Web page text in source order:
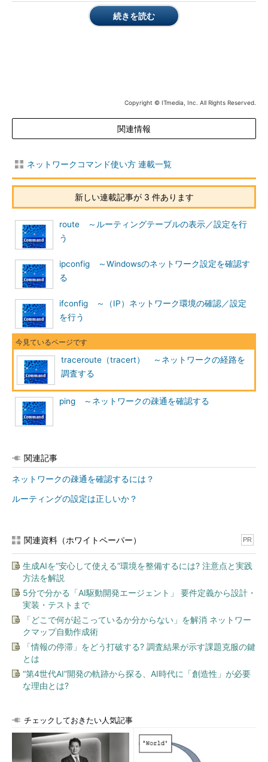
IPv6の使用を強制する
インタフェース] [-M 初期TTL値] [-m最
待機時間] [-z
ト（ホスト名またはIPアドレス）[パケットサイズ]
-d
モードで動作する
-D
パケットの内容を表示する
-e
ファイアウォール回避モード。通常は試行の度にインクリメントされ
る送信先ポート番号を固定してファイアウォールを回避しやすくする
-F
IPパケットの分割（フラグメント）を禁止する
UDPの代わりにICMP Echo Requestを用いる。これは-Pオプションの
シノニムでもある
ルーティングテーブルを無視して直接パケットを指定したホストに転
送するように指示する。すなわち、同一の物理ネットワーク上に目的
のホストがない場合はエラーになる
-S
ホップごとに返答率を表示する
詳細モード
-x
ICMPのCheckSumの評価を行う
-A
BGPのAS番号を表示するとともに、指定されたASサーバを使用する
使用するTTLの初期値を指定する
-i
指定されたインタフェース（バインドされたIPアドレス）を用いて実
-m
使用するTTLの最大値を指定する。つまりこの最大値のホップ数のゲー
使用するIPプロトコルを指定する。UDP、TCP、GRE、ICMPが指定で
きる
-p
使用するUDP/TCPパケットのポート番号を指定する（UDP/TCPパケ
ットを使用する場合）
-q
1つのゲートウェイに対する試行回数を指定する。デフォルトは3
指定されたIPアドレスからの実行とする（Source Addressを指定す
る）
パケットのTOS（Type Of Service）を指定された値に設定する
-w
タイムアウト時間を指定する。単位は秒
IPv6用
スト ] [-m 最大ホップ数 ] [-pポート番号
[パケットサイズ]
続きを読む
Copyright © ITmedia, Inc. All Rights Reserved.
関連情報
ネットワークコマンド使い方 連載一覧
新しい連載記事が 3 件あります
route ～ルーティングテーブルの表示／設定を行
う
ipconfig ～Windowsのネットワーク設定を確認す
る
ifconfig ～（IP）ネットワーク環境の確認／設定
を行う
traceroute（tracert） ～ネットワークの経路を
調査する
ping ～ネットワークの疎通を確認する
関連記事
ネットワークの疎通を確認するには？
ルーティングの設定は正しいか？
関連資料（ホワイトペーパー） PR
生成AIを“安心して使える”環境を整備するには? 注意点と実践
方法を解説
5分で分かる「AI駆動開発エージェント」 要件定義から設計・
実装・テストまで
「どこで何が起こっているか分からない」を解消 ネットワー
クマップ自動作成術
「情報の停滞」をどう打破する? 調査結果が示す課題克服の鍵
とは
“第4世代AI”開発の軌跡から探る、AI時代に「創造性」が必要
な理由とは?
チェックしておきたい人気記事